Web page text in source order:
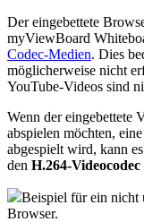
Der eingebettete
myViewBoard
Codec-Medien. Dies
möglicherweise nicht
YouTube-Videos sind
Wenn der eingebettete
abspielen möchten,
abgespielt wird, kann
den H.264-Videocodec
Beispiel für ein nicht
Browser.